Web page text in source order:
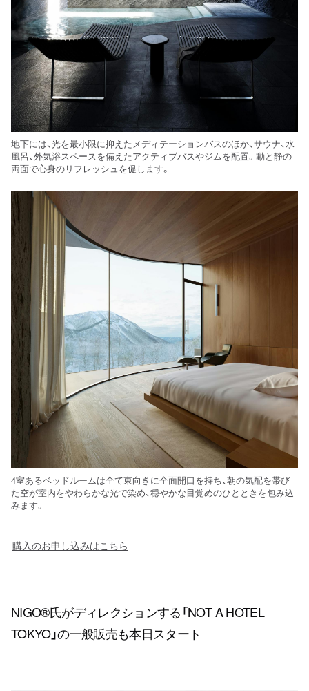
地下には、光を最小限に抑えたメディテーションバスのほか、サウナ、水
風呂、外気浴スペースを備えたアクティブバスやジムを配置。動と静の
両面で心身のリフレッシュを促します。
4室あるベッドルームは全て東向きに全面開口を持ち、朝の気配を帯び
た空が室内をやわらかな光で染め、穏やかな目覚めのひとときを包み込
みます。
購入のお申し込みはこちら
NIGO®氏がディレクションする「NOT A HOTEL
TOKYO」の一般販売も本日スタート